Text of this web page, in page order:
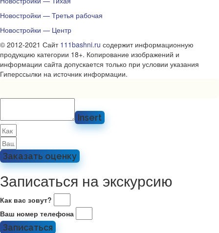
Новостройки — Третья рабочая
Новостройки — Центр
© 2012-2021 Сайт 111bashni.ru содержит информационную
продукцию категории 18+. Копирование изображений и
информации сайта допускается только при условии указания
Гиперссылки на источник информации.
Insert
Заказать оценку
Записаться на экскурсию
Как вас зовут?
Ваш номер телефона
Записаться